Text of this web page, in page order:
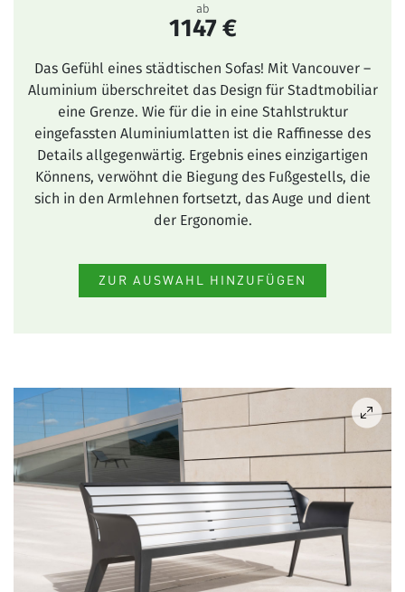
ab
1147 €
Das Gefühl eines städtischen Sofas! Mit Vancouver –
Aluminium überschreitet das Design für Stadtmobiliar
eine Grenze. Wie für die in eine Stahlstruktur
eingefassten Aluminiumlatten ist die Raffinesse des
Details allgegenwärtig. Ergebnis eines einzigartigen
Könnens, verwöhnt die Biegung des Fußgestells, die
sich in den Armlehnen fortsetzt, das Auge und dient
der Ergonomie.
ZUR AUSWAHL HINZUFÜGEN